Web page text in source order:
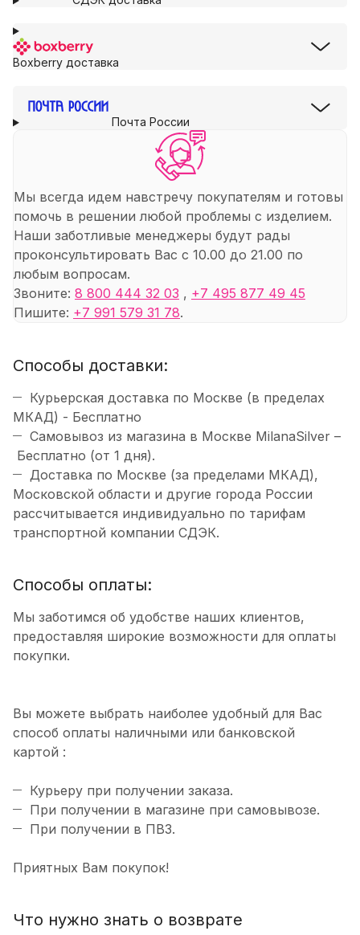
Boxberry доставка
Почта России
Мы всегда идем навстречу покупателям и готовы
помочь в решении любой проблемы с изделием.
Наши заботливые менеджеры будут рады
проконсультировать Вас с 10.00 до 21.00 по
любым вопросам.
Звоните: 8 800 444 32 03 , +7 495 877 49 45
Пишите: +7 991 579 31 78.
Способы доставки:
Курьерская доставка по Москве (в пределах
МКАД) - Бесплатно
Самовывоз из магазина в Москве MilanaSilver –
Бесплатно (от 1 дня).
Доставка по Москве (за пределами МКАД),
Московской области и другие города России
рассчитывается индивидуально по тарифам
транспортной компании СДЭК.
Способы оплаты:
Мы заботимся об удобстве наших клиентов,
предоставляя широкие возможности для оплаты
покупки.
Вы можете выбрать наиболее удобный для Вас
способ оплаты наличными или банковской
картой :
Курьеру при получении заказа.
При получении в магазине при самовывозе.
При получении в ПВЗ.
Приятных Вам покупок!
Что нужно знать о возврате